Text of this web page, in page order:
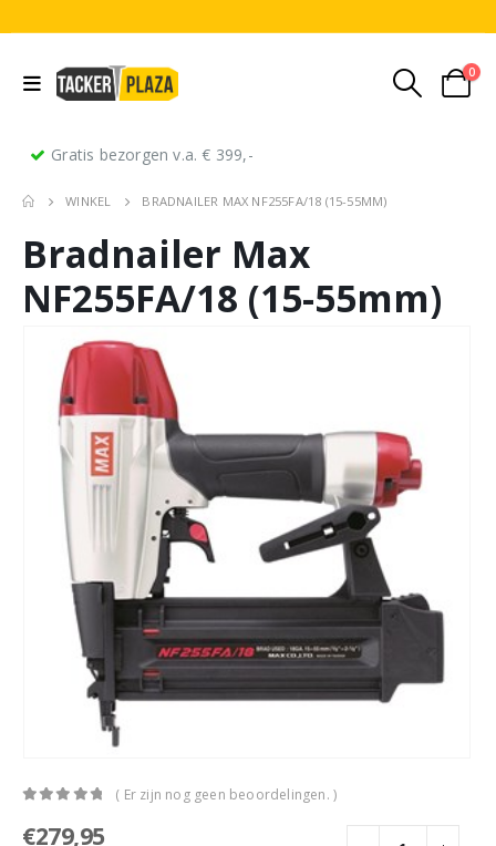
0
Gratis bezorgen v.a. € 399,-
WINKEL BRADNAILER MAX NF255FA/18 (15-55MM)
Bradnailer Max
NF255FA/18 (15-55mm)
( Er zijn nog geen beoordelingen. )
€279,95